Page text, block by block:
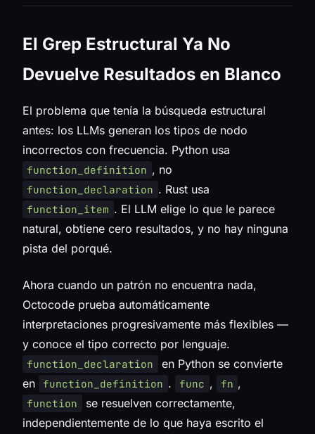
El Grep Estructural Ya No
Devuelve Resultados en Blanco
El problema que tenía la búsqueda estructural
antes: los LLMs generan los tipos de nodo
incorrectos con frecuencia. Python usa
function_definition , no
function_declaration . Rust usa
function_item . El LLM elige lo que le parece
natural, obtiene cero resultados, y no hay ninguna
pista del porqué.
Ahora cuando un patrón no encuentra nada,
Octocode prueba automáticamente
interpretaciones progresivamente más flexibles —
y conoce el tipo correcto por lenguaje.
function_declaration
en Python se convierte
en function_definition . func , fn ,
function
se resuelven correctamente,
independientemente de lo que haya escrito el